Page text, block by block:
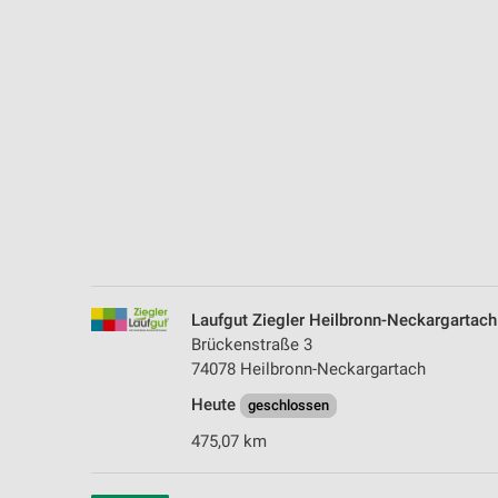
Laufgut Ziegler Heilbronn-Neckargartach
Brückenstraße 3
74078 Heilbronn-Neckargartach
Heute
geschlossen
475,07 km
Nicht-IAB-Verarbeitungszwecke: